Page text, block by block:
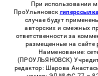
При использовании
ПроУльяновск
случае будут
авторских и смежных
ответственности за
размещенные на сайте
Наименование:
(ПРОУЛЬЯНОВСК)
редактор: Шарова